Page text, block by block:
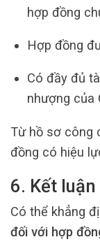
hợp đồng
Hợp đồng
Có đầy đủ
nhượng của
Từ hồ sơ công
đồng có hiệu
6. Kết luận
Có thể khẳng
đối với hợp